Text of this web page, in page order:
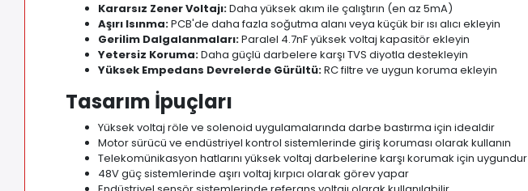
Kararsız Zener Voltajı:Daha yüksek akım ile çalıştırın (en az 5mA)
Aşırı Isınma:PCB'de daha fazla soğutma alanı veya küçük bir ısı alıcı ekleyin
Gerilim Dalgalanmaları:Paralel 4.7nF yüksek voltaj kapasitör ekleyin
Yetersiz Koruma:Daha güçlü darbelere karşı TVS diyotla destekleyin
Yüksek Empedans Devrelerde Gürültü:RC filtre ve uygun koruma ekleyin
Tasarım İpuçları
Yüksek voltaj röle ve solenoid uygulamalarında darbe bastırma için idealdir
Motor sürücü ve endüstriyel kontrol sistemlerinde giriş koruması olarak kullanın
Telekomünikasyon hatlarını yüksek voltaj darbelerine karşı korumak için uygundur
48V güç sistemlerinde aşırı voltaj kırpıcı olarak görev yapar